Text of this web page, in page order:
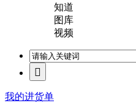
知道
图库
视频
我的进货单